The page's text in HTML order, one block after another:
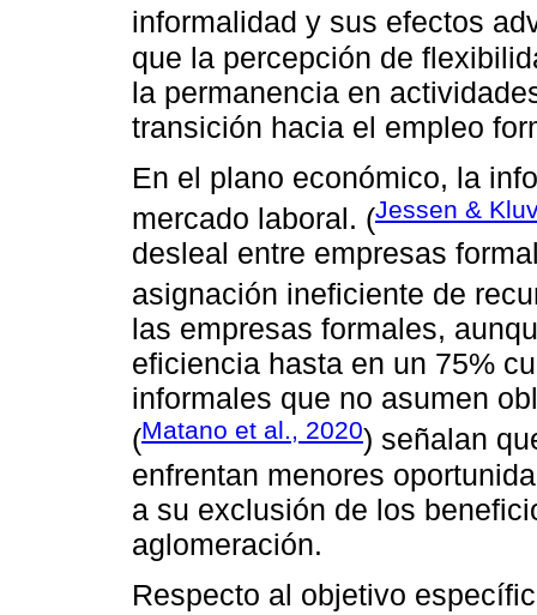
informalidad y sus efectos
que la percepción de
la permanencia en
transición hacia el empleo
En el plano económico, la
mercado laboral. (Jessen &
desleal entre empresas
asignación ineficiente de
las empresas formales,
eficiencia hasta en un 75%
informales que no asumen
(Matano et al., 2020) señalan
enfrentan menores
a su exclusión de los
aglomeración.
Respecto al objetivo